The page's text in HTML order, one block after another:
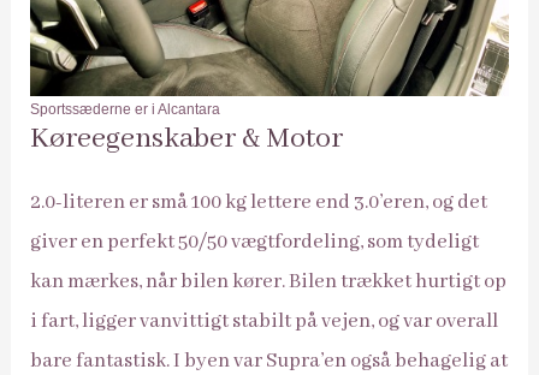
Sportssæderne er i Alcantara
Køreegenskaber & Motor
2.0-literen er små 100 kg lettere end 3.0’eren, og det
giver en perfekt 50/50 vægtfordeling, som tydeligt
kan mærkes, når bilen kører. Bilen trækket hurtigt op
i fart, ligger vanvittigt stabilt på vejen, og var overall
bare fantastisk. I byen var Supra’en også behagelig at